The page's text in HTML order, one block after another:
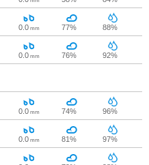
0.0 mm 77% 88%
0.0 mm 76% 92%
0.0 mm 74% 96%
0.0 mm 81% 97%